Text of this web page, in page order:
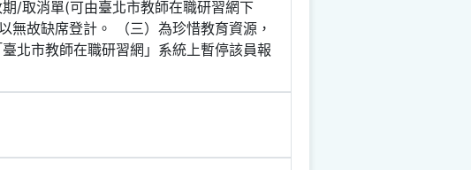
/取消單(可由臺北市教師在職研習網下
故缺席登計。 （三）為珍惜教育資源，
北市教師在職研習網」系統上暫停該員報